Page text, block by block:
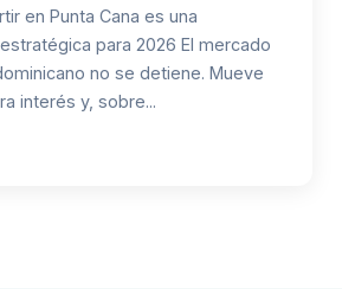
en Punta Cana es una
para 2026 El mercado
no se detiene. Mueve
interés y, sobre...